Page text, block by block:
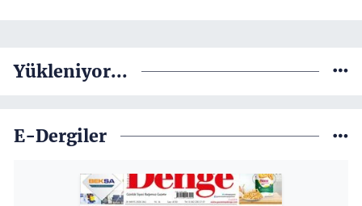
Yükleniyor...
E-Dergiler